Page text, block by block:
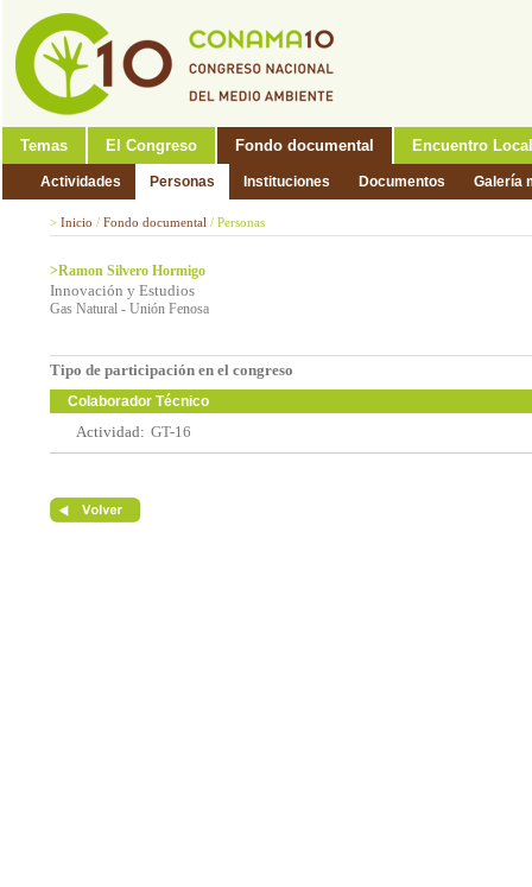
Temas El Congreso Fondo documental Encuentro Local
Actividades Personas Instituciones Documentos Galería
> Inicio / Fondo documental / Personas
>Ramon Silvero Hormigo
Innovación y Estudios
Gas Natural - Unión Fenosa
Tipo de participación en el congreso
Colaborador Técnico
Actividad: GT-16